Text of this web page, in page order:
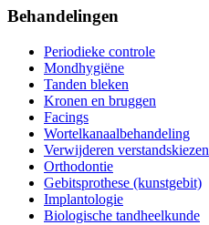
Behandelingen
Periodieke controle
Mondhygiëne
Tanden bleken
Kronen en bruggen
Facings
Wortelkanaalbehandeling
Verwijderen verstandskiezen
Orthodontie
Gebitsprothese (kunstgebit)
Implantologie
Biologische tandheelkunde